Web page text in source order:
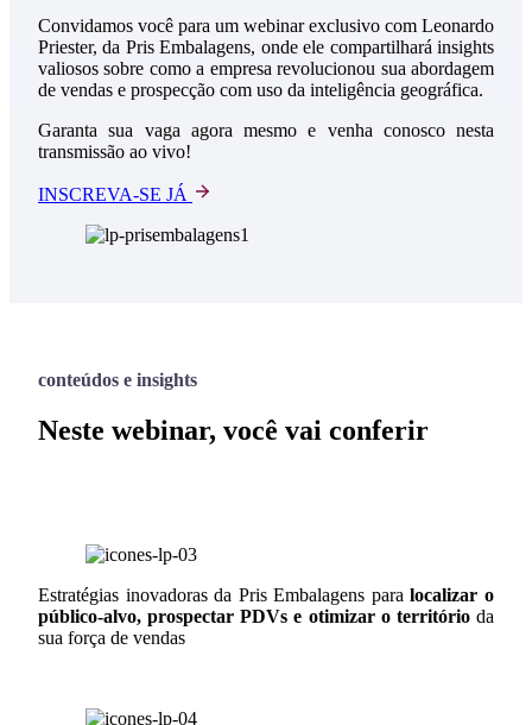
Convidamos você para um webinar exclusivo com Leonardo
Priester, da Pris Embalagens, onde ele compartilhará insights
valiosos sobre como a empresa revolucionou sua abordagem
de vendas e prospecção com uso da inteligência geográfica.
Garanta sua vaga agora mesmo e venha conosco nesta
transmissão ao vivo!
INSCREVA-SE JÁ
conteúdos e insights
Neste webinar, você vai conferir
Estratégias inovadoras da Pris Embalagens paralocalizar o
público-alvo, prospectar PDVs e otimizar o territórioda
sua força de vendas